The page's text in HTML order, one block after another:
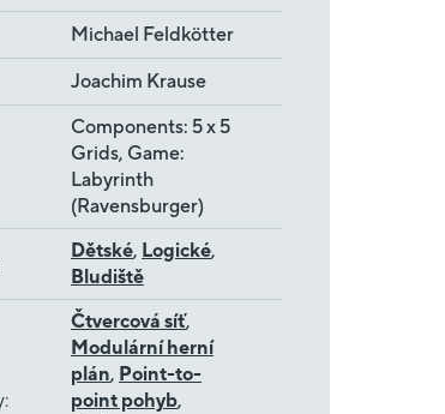
Michael Feldkötter
Joachim Krause
Components: 5 x 5
Grids, Game:
Labyrinth
(Ravensburger)
Dětské, Logické,
Bludiště
:
Čtvercová síť,
Modulární herní
plán, Point-to-
point pohyb,